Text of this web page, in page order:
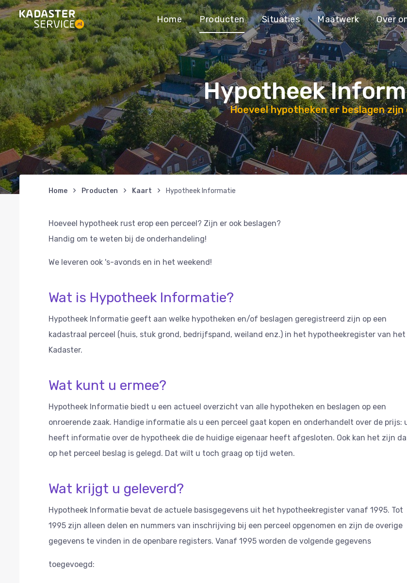
Home Producten Situaties Maatwerk Over
Hypotheek
Hoeveel hypotheken er beslagen zijn
Home Producten Kaart Hypotheek Informatie
Hoeveel hypotheek rust erop een perceel? Zijn er ook beslagen?
Handig om te weten bij de onderhandeling!
We leveren ook 's-avonds en in het weekend!
Wat is Hypotheek Informatie?
Hypotheek Informatie geeft aan welke hypotheken en/of beslagen geregistreerd zijn op een
kadastraal perceel (huis, stuk grond, bedrijfspand, weiland enz.) in het hypotheekregister van het
Kadaster.
Wat kunt u ermee?
Hypotheek Informatie biedt u een actueel overzicht van alle hypotheken en beslagen op een
onroerende zaak. Handige informatie als u een perceel gaat kopen en onderhandelt over de prijs:
heeft informatie over de hypotheek die de huidige eigenaar heeft afgesloten. Ook kan het zijn
op het perceel beslag is gelegd. Dat wilt u toch graag op tijd weten.
Wat krijgt u geleverd?
Hypotheek Informatie bevat de actuele basisgegevens uit het hypotheekregister vanaf 1995. Tot
1995 zijn alleen delen en nummers van inschrijving bij een perceel opgenomen en zijn de overige
gegevens te vinden in de openbare registers. Vanaf 1995 worden de volgende gegevens
toegevoegd: